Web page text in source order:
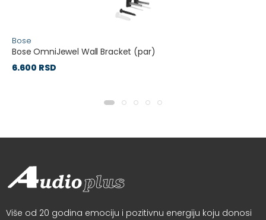
Bose
Bose OmniJewel Wall Bracket (par)
6.600 RSD
Više od 20 godina emociju i pozitivnu energiju koju donosi